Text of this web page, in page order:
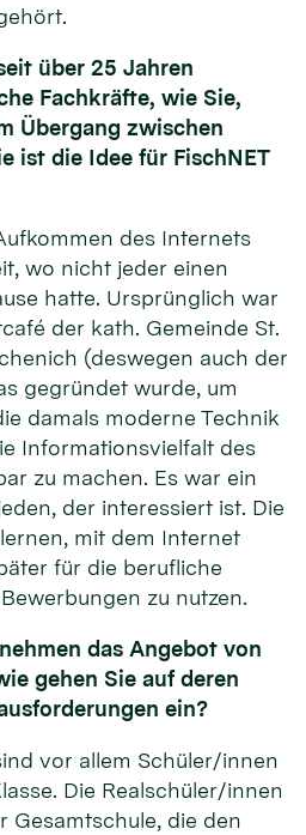
über 25 Jahren
Fachkräfte, wie Sie,
Übergang zwischen
ist die Idee für FischNET
des Internets
wo nicht jeder einen
hatte. Ursprünglich war
der kath. Gemeinde St.
(deswegen auch der
gegründet wurde, um
damals moderne Technik
Informationsvielfalt des
zu machen. Es war ein
der interessiert ist. Die
mit dem Internet
für die berufliche
zu nutzen.
das Angebot von
gehen Sie auf deren
ein?
vor allem Schüler/innen
Die Realschüler/innen
Gesamtschule, die den